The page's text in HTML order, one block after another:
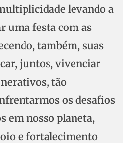
levando a
uma festa com as
também, suas
juntos, vivenciar
tão
os desafios
em nosso planeta,
e fortalecimento